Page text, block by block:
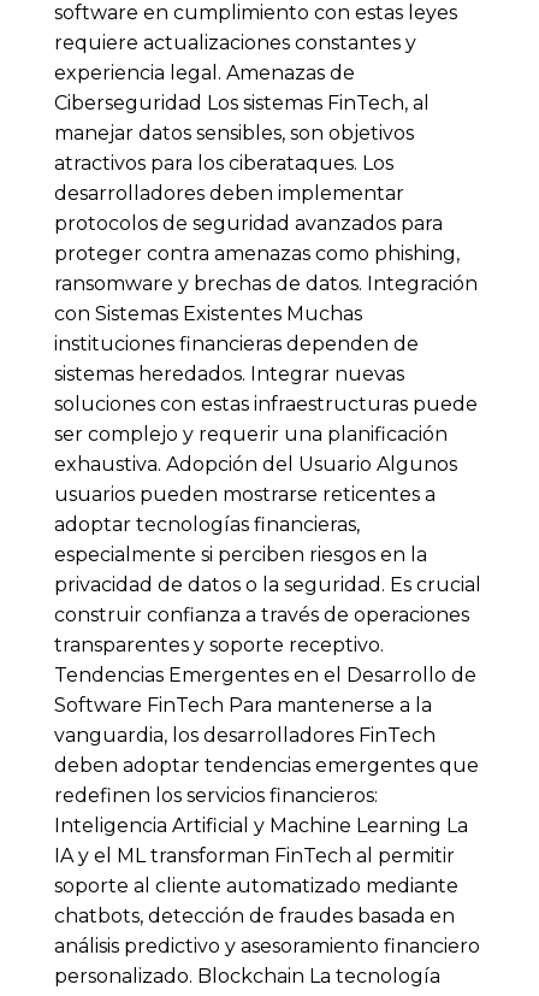
software en cumplimiento con estas leyes
requiere actualizaciones constantes y
experiencia legal. Amenazas de
Ciberseguridad Los sistemas FinTech, al
manejar datos sensibles, son objetivos
atractivos para los ciberataques. Los
desarrolladores deben implementar
protocolos de seguridad avanzados para
proteger contra amenazas como phishing,
ransomware y brechas de datos. Integración
con Sistemas Existentes Muchas
instituciones financieras dependen de
sistemas heredados. Integrar nuevas
soluciones con estas infraestructuras puede
ser complejo y requerir una planificación
exhaustiva. Adopción del Usuario Algunos
usuarios pueden mostrarse reticentes a
adoptar tecnologías financieras,
especialmente si perciben riesgos en la
privacidad de datos o la seguridad. Es crucial
construir confianza a través de operaciones
transparentes y soporte receptivo.
Tendencias Emergentes en el Desarrollo de
Software FinTech Para mantenerse a la
vanguardia, los desarrolladores FinTech
deben adoptar tendencias emergentes que
redefinen los servicios financieros:
Inteligencia Artificial y Machine Learning La
IA y el ML transforman FinTech al permitir
soporte al cliente automatizado mediante
chatbots, detección de fraudes basada en
análisis predictivo y asesoramiento financiero
personalizado. Blockchain La tecnología